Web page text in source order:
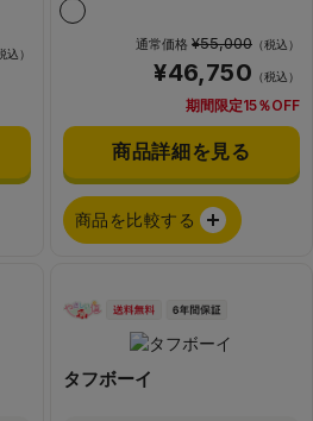
込）
通常価格 ¥55,000 （税込）
¥46,750 （税込）
期間限定15％OFF
商品詳細を見る
商品を比較する
タフボーイ